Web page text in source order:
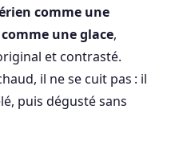
comme une
une glace,
et contrasté.
il ne se cuit pas : il
puis dégusté sans